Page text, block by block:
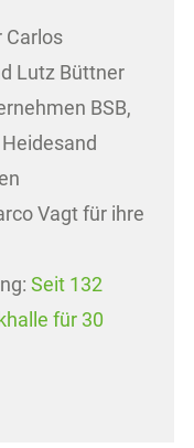
Carlos
Lutz Büttner
BSB,
Vagt für ihre
Seit 132
für 30